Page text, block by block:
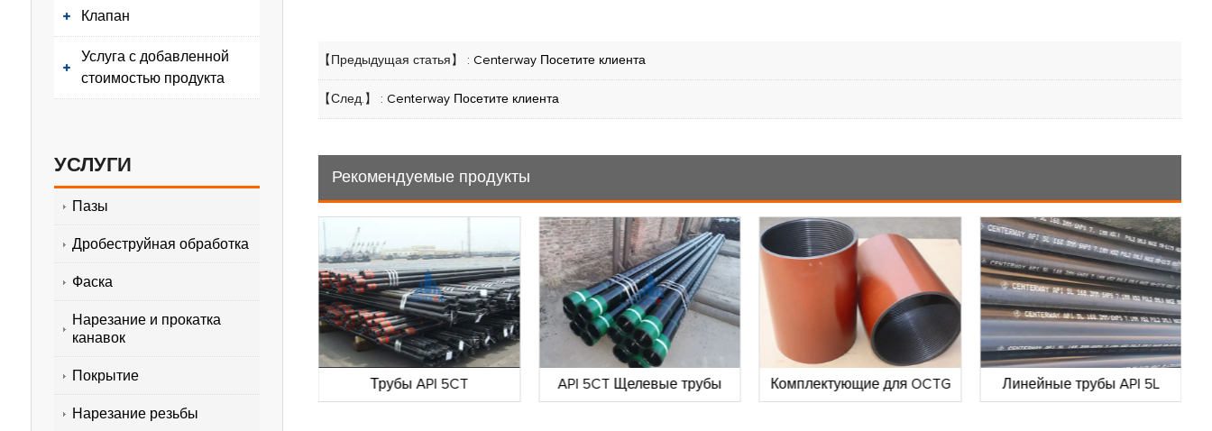
Клапан
Услуга с добавленной
стоимостью продукта
УСЛУГИ
Пазы
Дробеструйная обработка
Фаска
Нарезание и прокатка
канавок
Покрытие
Нарезание резьбы
【Предыдущая статья】 : Centerway Посетите клиента
【След.】 : Centerway Посетите клиента
Рекомендуемые продукты
Обсадные трубы API 5CT Трубы API 5CT API 5CT Щелевые трубы Комплектующие для OCTG Линейные трубы API 5L